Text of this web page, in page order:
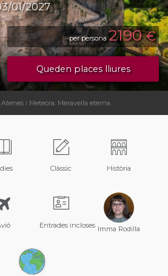
01/2027
per persona2190€
Queden places lliures
Atenes i Meteora. Meravella eterna.
Clàssic Història
Entrades incloses Imma Rodilla